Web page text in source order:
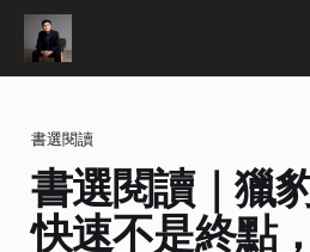
書選閱讀
書選閱讀｜獵
快速不是終點